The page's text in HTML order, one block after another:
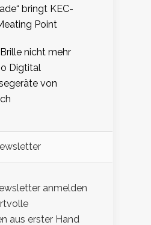
bringt KEC-
Point
nicht mehr
Digtital
von
anmelden
aus erster Hand